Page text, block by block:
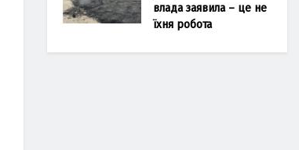
влада заявила – це не
їхня робота